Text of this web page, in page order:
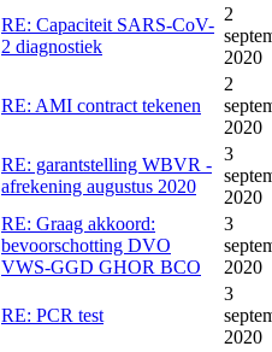
RE: Capaciteit SARS-CoV-
2 diagnostiek
2
2020
RE: AMI contract tekenen
2
2020
RE: garantstelling WBVR -
afrekening augustus 2020
3
2020
RE: Graag akkoord:
bevoorschotting DVO
VWS-GGD GHOR BCO
3
2020
RE: PCR test
3
2020